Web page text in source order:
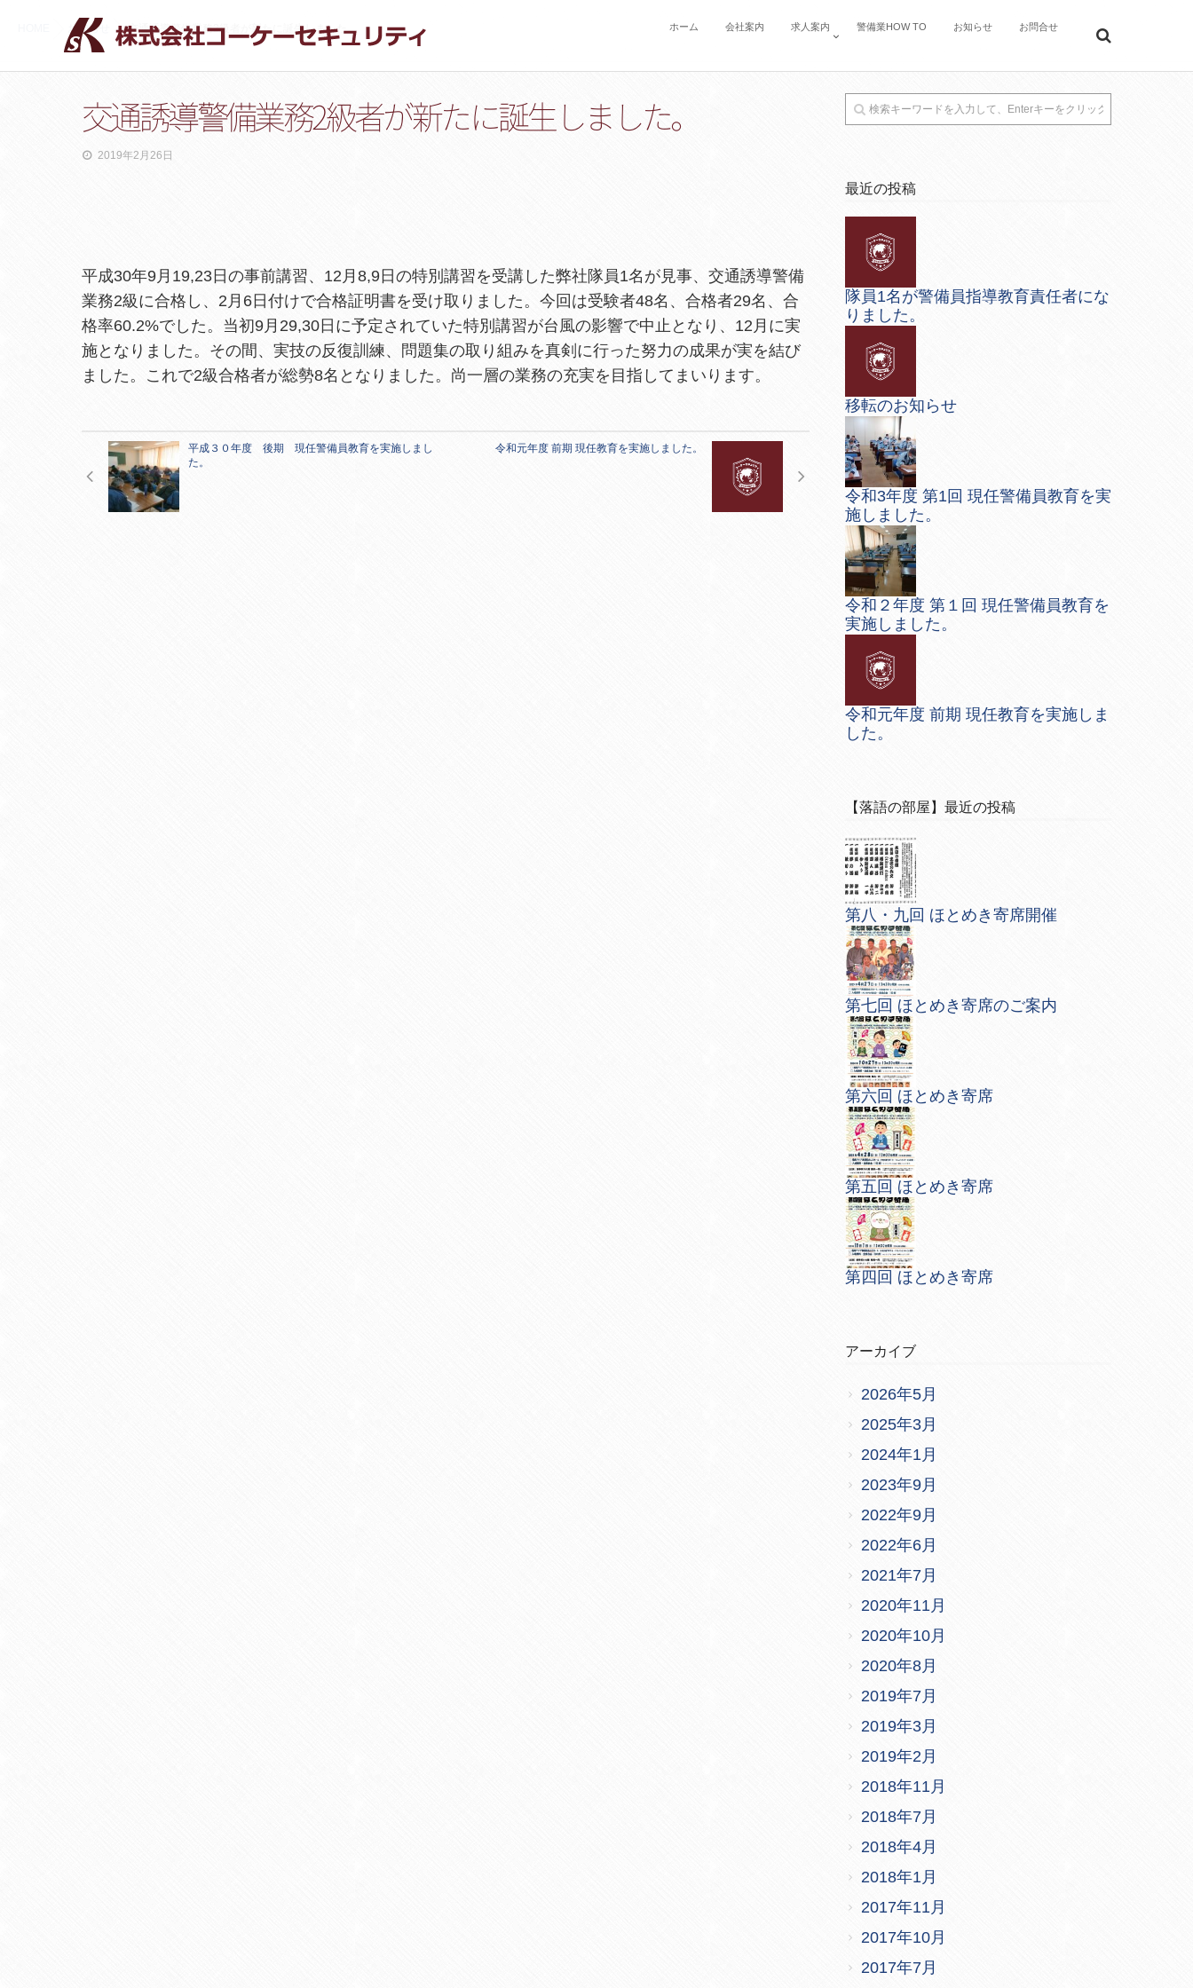
ホーム 会社案内 求人案内 警備業HOW TO お知らせ お問合せ
お知らせ 交通誘導警備業務2級者が新たに誕生しました。
交通誘導警備業務2級者が新たに誕生しました。
2019年2月26日
平成30年9月19,23日の事前講習、12月8,9日の特別講習を受講した弊社隊員1名が見事、交通誘導警備
業務2級に合格し、2月6日付けで合格証明書を受け取りました。今回は受験者48名、合格者29名、合
格率60.2%でした。当初9月29,30日に予定されていた特別講習が台風の影響で中止となり、12月に実
施となりました。その間、実技の反復訓練、問題集の取り組みを真剣に行った努力の成果が実を結び
ました。これで2級合格者が総勢8名となりました。尚一層の業務の充実を目指してまいります。
平成３０年度 後期 現任警備員教育を実施しまし
た。
令和元年度 前期 現任教育を実施しました。
最近の投稿
隊員1名が警備員指導教育責任者にな
りました。
移転のお知らせ
令和3年度 第1回 現任警備員教育を実
施しました。
令和２年度 第１回 現任警備員教育を
実施しました。
令和元年度 前期 現任教育を実施しま
した。
【落語の部屋】最近の投稿
第八・九回 ほとめき寄席開催
第七回 ほとめき寄席のご案内
第六回 ほとめき寄席
第五回 ほとめき寄席
第四回 ほとめき寄席
アーカイブ
2026年5月
2025年3月
2024年1月
2023年9月
2022年9月
2022年6月
2021年7月
2020年11月
2020年10月
2020年8月
2019年7月
2019年3月
2019年2月
2018年11月
2018年7月
2018年4月
2018年1月
2017年11月
2017年10月
2017年7月